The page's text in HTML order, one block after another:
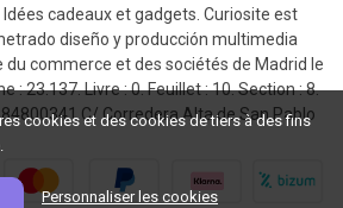
cadeaux et gadgets. Curiosite est
diseño y producción multimedia
du commerce et des sociétés de Madrid le
: 23.137. Livre : 0. Feuillet : 10. Section : 8.
C/ Corredera Alta de San Pablo
cookies et des cookies de tiers à des fins
Personnaliser les cookies